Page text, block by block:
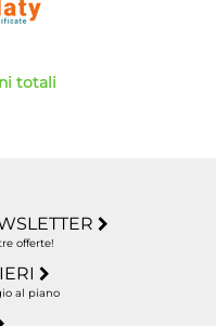
totali
offerte!
al piano